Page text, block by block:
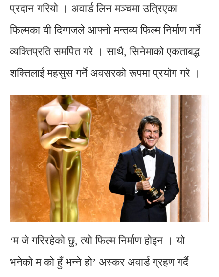
प्रदान गरियो । अवार्ड लिन मञ्चमा उत्रिएका
फिल्मका यी दिग्गजले आफ्नो मन्तव्य फिल्म निर्माण गर्ने
व्यक्तिप्रति समर्पित गरे । साथै, सिनेमाको एकताबद्ध
शक्तिलाई महसुस गर्ने अवसरको रूपमा प्रयोग गरे ।
‘म जे गरिरहेको छु, त्यो फिल्म निर्माण होइन । यो
भनेको म को हुँ भन्ने हो’ अस्कर अवार्ड ग्रहण गर्दै